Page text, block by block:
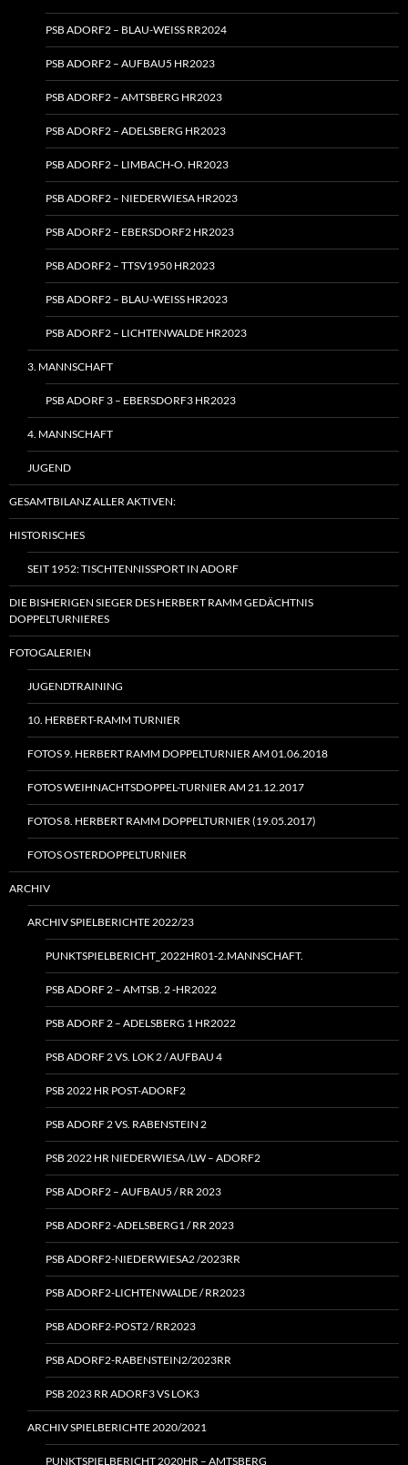
PSB ADORF2 – BLAU-WEISS RR2024
PSB ADORF2 – AUFBAU5 HR2023
PSB ADORF2 – AMTSBERG HR2023
PSB ADORF2 – ADELSBERG HR2023
PSB ADORF2 – LIMBACH‑O. HR2023
PSB ADORF2 – NIEDERWIESA HR2023
PSB ADORF2 – EBERSDORF2 HR2023
PSB ADORF2 – TTSV1950 HR2023
PSB ADORF2 – BLAU-WEISS HR2023
PSB ADORF2 – LICHTENWALDE HR2023
3. MANNSCHAFT
PSB ADORF 3 – EBERSDORF3 HR2023
4. MANNSCHAFT
JUGEND
GESAMTBILANZ ALLER AKTIVEN:
HISTORISCHES
SEIT 1952: TISCHTENNISSPORT IN ADORF
DIE BISHERIGEN SIEGER DES HERBERT RAMM GEDÄCHTNIS
DOPPELTURNIERES
FOTOGALERIEN
JUGENDTRAINING
10. HERBERT-RAMM TURNIER
FOTOS 9. HERBERT RAMM DOPPELTURNIER AM 01.06.2018
FOTOS WEIHNACHTSDOPPEL-TURNIER AM 21.12.2017
FOTOS 8. HERBERT RAMM DOPPELTURNIER (19.05.2017)
FOTOS OSTERDOPPELTURNIER
ARCHIV
ARCHIV SPIELBERICHTE 2022/23
PUNKTSPIELBERICHT_2022HR01‑2.MANNSCHAFT.
PSB ADORF 2 – AMTSB. 2 ‑HR2022
PSB ADORF 2 – ADELSBERG 1 HR2022
PSB ADORF 2 VS. LOK 2 / AUFBAU 4
PSB 2022 HR POST-ADORF2
PSB ADORF 2 VS. RABENSTEIN 2
PSB 2022 HR NIEDERWIESA /LW – ADORF2
PSB ADORF2 – AUFBAU5 / RR 2023
PSB ADORF2 ‑ADELSBERG1 / RR 2023
PSB ADORF2-NIEDERWIESA2 /2023RR
PSB ADORF2-LICHTENWALDE / RR2023
PSB ADORF2-POST2 / RR2023
PSB ADORF2-RABENSTEIN2/2023RR
PSB 2023 RR ADORF3 VS LOK3
ARCHIV SPIELBERICHTE 2020/2021
PUNKTSPIELBERICHT 2020HR – AMTSBERG